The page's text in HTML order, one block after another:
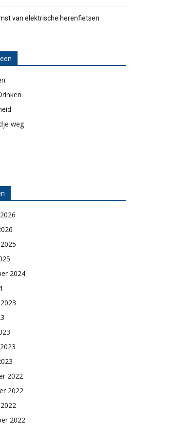
van elektrische herenfietsen
weg
2024
2022
2022
2022